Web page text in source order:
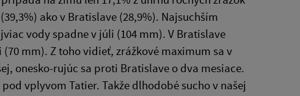
ako v Bratislave (28,9%). Najsuchším
vody spadne v júli (104 mm). V Bratislave
mm). Z toho vidieť, zrážkové maximum sa v
onesko-rujúc sa proti Bratislave o dva mesiace.
vplyvom Tatier. Takže dlhodobé sucho v našej